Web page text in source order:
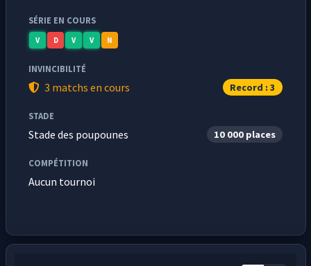
SÉRIE EN COURS
V D V V N
INVINCIBILITÉ
3 matchs en cours Record : 3
STADE
Stade des poupounes 10 000 places
COMPÉTITION
Aucun tournoi